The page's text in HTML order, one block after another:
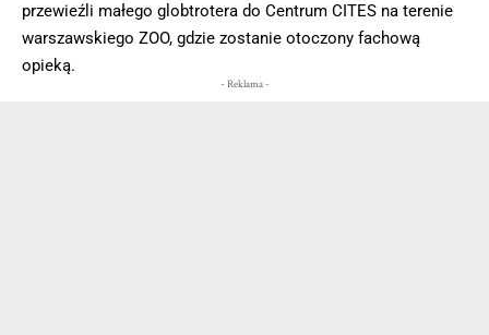
przewieźli małego globtrotera do Centrum CITES na terenie
warszawskiego ZOO, gdzie zostanie otoczony fachową
opieką.
- Reklama -